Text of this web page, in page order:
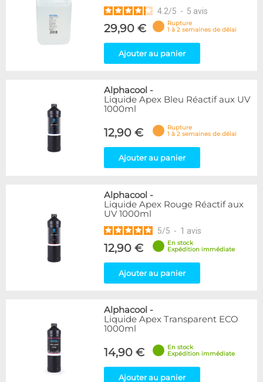
Couleur
5
Bleu
17
1
5
Orange
Rouge
14
Transparent
20
10
5
Disponibilité / Promotions
Articles en promotions
Appliquer
4.2/5 - 5 avis
29,90 €
Rupture
1 à 2 semaines de délai
Ajouter au panier
Alphacool -
Liquide Apex Bleu Réactif aux UV
1000ml
12,90 €
Rupture
1 à 2 semaines de délai
Ajouter au panier
Alphacool -
Liquide Apex Rouge Réactif aux
UV 1000ml
5/5 - 1 avis
12,90 €
En stock
Expédition immédiate
Ajouter au panier
Alphacool -
Liquide Apex Transparent ECO
1000ml
14,90 €
En stock
Expédition immédiate
Ajouter au panier